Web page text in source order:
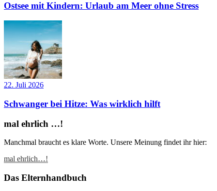
Ostsee mit Kindern: Urlaub am Meer ohne Stress
22. Juli 2026
Schwanger bei Hitze: Was wirklich hilft
mal ehrlich …!
Manchmal braucht es klare Worte. Unsere Meinung findet ihr hier:
mal ehrlich…!
Das Elternhandbuch